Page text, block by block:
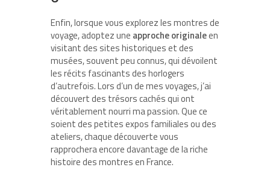
Enfin, lorsque vous explorez les montres de
voyage, adoptez une approche originaleen
visitant des sites historiques et des
musées, souvent peu connus, qui dévoilent
les récits fascinants des horlogers
d’autrefois. Lors d’un de mes voyages, j’ai
découvert des trésors cachés qui ont
véritablement nourri ma passion. Que ce
soient des petites expos familiales ou des
ateliers, chaque découverte vous
rapprochera encore davantage de la riche
histoire des montres en France.